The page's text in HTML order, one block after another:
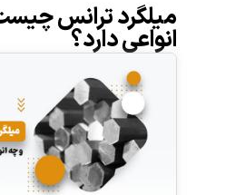
میلگرد ترانس چیست و چه
انواعی دارد؟